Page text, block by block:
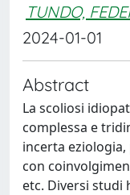
TUNDO,
2024-01-01
Abstract
La scoliosi
complessa e
incerta
con
etc. Diversi studi